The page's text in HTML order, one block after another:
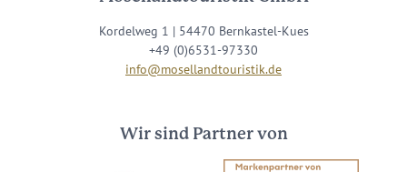
Kordelweg 1 | 54470 Bernkastel-Kues
+49 (0)6531-97330
info@mosellandtouristik.de
Wir sind Partner von